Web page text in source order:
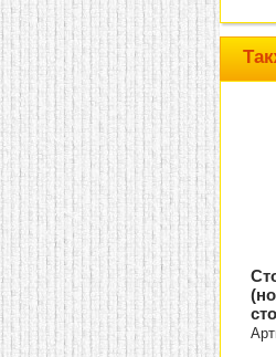
домашнем использовании.
Эта мебель имеет
некоторые преимущества
перед той же стенкой для
гостиной, к примеру,
поскольку она более
легкая и не загромождает
пространство. В спальне
этот предмет можно
поставить у изголовья
кровати, чтобы заполнить
пустующее там
место.
Также стеллажи
очень часто используют в
качестве разграничителей
комнаты, например, на
рабочую зону и
пространство для отдыха.
Особенно это актуально
для однокомнатных
квартир.